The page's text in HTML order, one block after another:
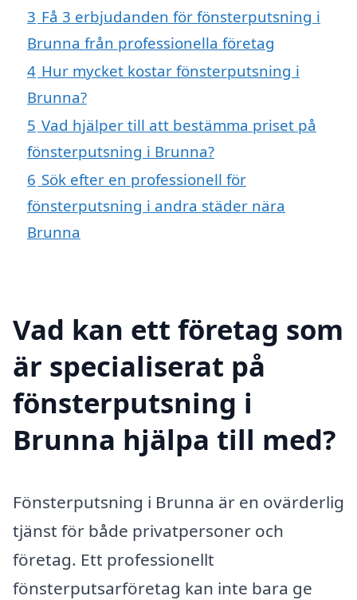
3 Få 3 erbjudanden för fönsterputsning i
Brunna från professionella företag
4 Hur mycket kostar fönsterputsning i
Brunna?
5 Vad hjälper till att bestämma priset på
fönsterputsning i Brunna?
6 Sök efter en professionell för
fönsterputsning i andra städer nära
Brunna
Vad kan ett företag som
är specialiserat på
fönsterputsning i
Brunna hjälpa till med?
Fönsterputsning i Brunna är en ovärderlig
tjänst för både privatpersoner och
företag. Ett professionellt
fönsterputsarföretag kan inte bara ge